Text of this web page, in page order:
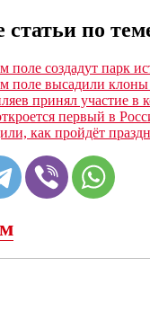
статьи по
поле создадут парк
поле высадили
принял участие в
первый в
как пройдёт